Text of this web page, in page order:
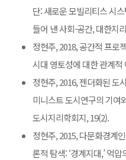
단: 새로운 모빌리티스 시
들어 낸 사회-공간, 대한지
정현주, 2018, 공간적 프로
시대 영토성에 대한 관계적
정현주, 2016, 젠더화된 도
미니스트 도시연구의 기여
도시지리학회지, 19(2).
정현주, 2015, 다문화경계
론적 탐색: ‘경계지대,’ 억압